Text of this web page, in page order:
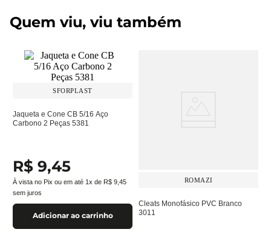
Quem viu, viu também
SFORPLAST
Jaqueta e Cone CB 5/16 Aço
Carbono 2 Peças 5381
R$ 9,45
À vista no Pix ou em até 1x de R$ 9 45
sem juros
Adicionar ao carrinho
ROMAZI
Cleats Monofásico PVC Branco
3011